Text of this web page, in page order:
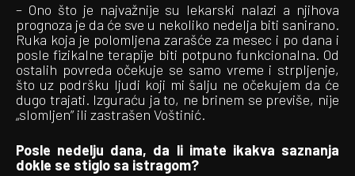
– Ono što je najvažnije su lekarski nalazi a njihova
prognoza je da će sve u nekoliko nedelja biti sanirano.
Ruka koja je polomljena zarašće za mesec i po dana i
posle fizikalne terapije biti potpuno funkcionalna. Od
ostalih povreda očekuje se samo vreme i strpljenje,
što uz podršku ljudi koji mi šalju ne očekujem da će
dugo trajati. Izguraću ja to, ne brinem se previše, nije
„slomljen” ili zastrašen Voštinić.
Posle nedelju dana, da li imate ikakva saznanja
dokle se stiglo sa istragom?